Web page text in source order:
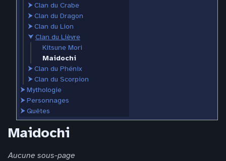
⮞Clan du Crabe
⮞Clan du Dragon
⮞Clan du Lion
⮟ Clan du Lièvre
Kitsune Mori
Maidochi
⮞Clan du Phénix
⮞Clan du Scorpion
⮞Mythologie
⮞Personnages
⮞Quêtes
Maidochi
Aucune sous-page